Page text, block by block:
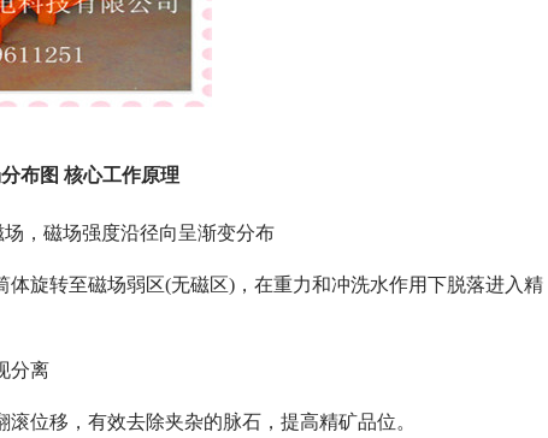
布图 核心工作原理
，磁场强度沿径向呈渐变分布
旋转至磁场弱区(无磁区)，在重力和冲洗水作用下脱落进入精
分离
位移，有效去除夹杂的脉石，提高精矿品位。